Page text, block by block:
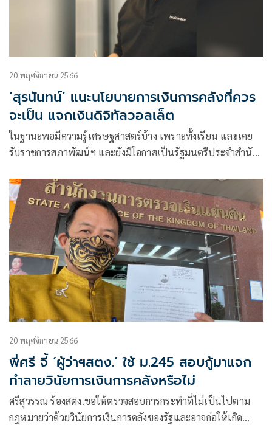
20 พฤศจิกายน 2566
‘สุรนันทน์’ แนะนโยบายการเงินการคลังที่ควร
จะเป็น แจกเงินดิจิทัลวอลเล็ต
ในฐานะพอมีความรู้เศรษฐศาสตร์บ้าง เพราะทั้งเรียน และเคย
รับราชการสภาพัฒน์ฯ และยังมีโอกาสเป็นรัฐมนตรีประจำสำนัก
20 พฤศจิกายน 2566
พี่ศรี จี้ ‘ผู้ว่าฯสตง.’ ใช้ ม.245 สอบกู้มาแจก
ทำลายวินัยการเงินการคลังหรือไม่
ศรีสุวรรณ ร้องสตง.ขอให้ตรวจสอบการกระทำที่ไม่เป็นไปตาม
กฎหมายว่าด้วยวินัยการเงินการคลังของรัฐและอาจก่อให้เกิด